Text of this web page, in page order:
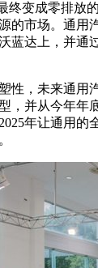
终变成零排放
的市场。通用
蓝达上，并通
性，未来通用
，并从今年年
年让通用的